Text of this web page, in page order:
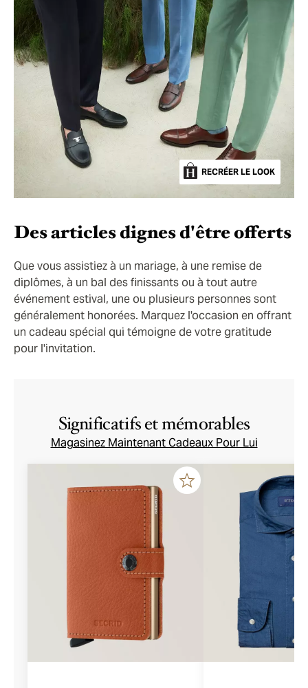
RECRÉER LE LOOK
Des articles dignes d'être offerts
Que vous assistiez à un mariage, à une remise de
diplômes, à un bal des finissants ou à tout autre
événement estival, une ou plusieurs personnes sont
généralement honorées. Marquez l'occasion en offrant
un cadeau spécial qui témoigne de votre gratitude
pour l'invitation.
Significatifs et mémorables
Magasinez Maintenant Cadeaux Pour Lui